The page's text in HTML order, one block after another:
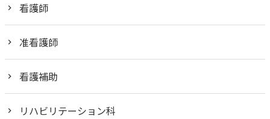
看護師
准看護師
看護補助
リハビリテーション科